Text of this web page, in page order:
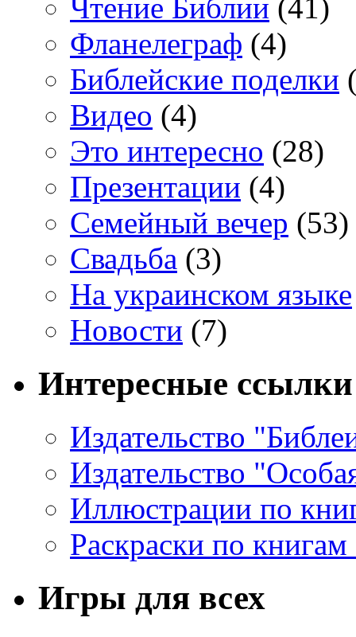
Чтение Библии (41)
Фланелеграф (4)
Библейские поделки
Видео (4)
Это интересно (28)
Презентации (4)
Семейный вечер (53)
Свадьба (3)
На украинском языке
Новости (7)
Интересные ссылки
Издательство
Издательство
Иллюстрации по
Раскраски по
Игры для всех